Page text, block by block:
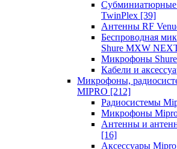
TwinPlex [39]
Антенны RF
Беспроводная
Shure MXW
Микрофоны
Кабели и
Микрофоны,
MIPRO [212]
Радиосистемы
Микрофоны
Антенны и
[16]
Аксессуары Mipro